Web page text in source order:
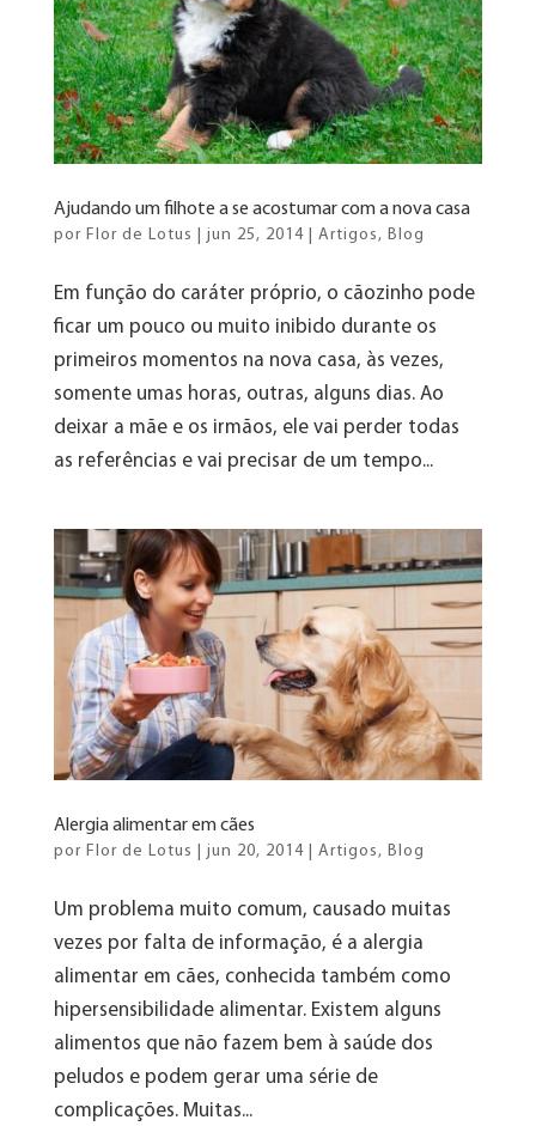
Ajudando um filhote a se acostumar com a nova casa
por Flor de Lotus jun 25, 2014| Artigos, Blog
Em função do caráter próprio, o cãozinho pode
ficar um pouco ou muito inibido durante os
primeiros momentos na nova casa, às vezes,
somente umas horas, outras, alguns dias. Ao
deixar a mãe e os irmãos, ele vai perder todas
as referências e vai precisar de um tempo...
Alergia alimentar em cães
por Flor de Lotus jun 20, 2014| Artigos, Blog
Um problema muito comum, causado muitas
vezes por falta de informação, é a alergia
alimentar em cães, conhecida também como
hipersensibilidade alimentar. Existem alguns
alimentos que não fazem bem à saúde dos
peludos e podem gerar uma série de
complicações. Muitas...